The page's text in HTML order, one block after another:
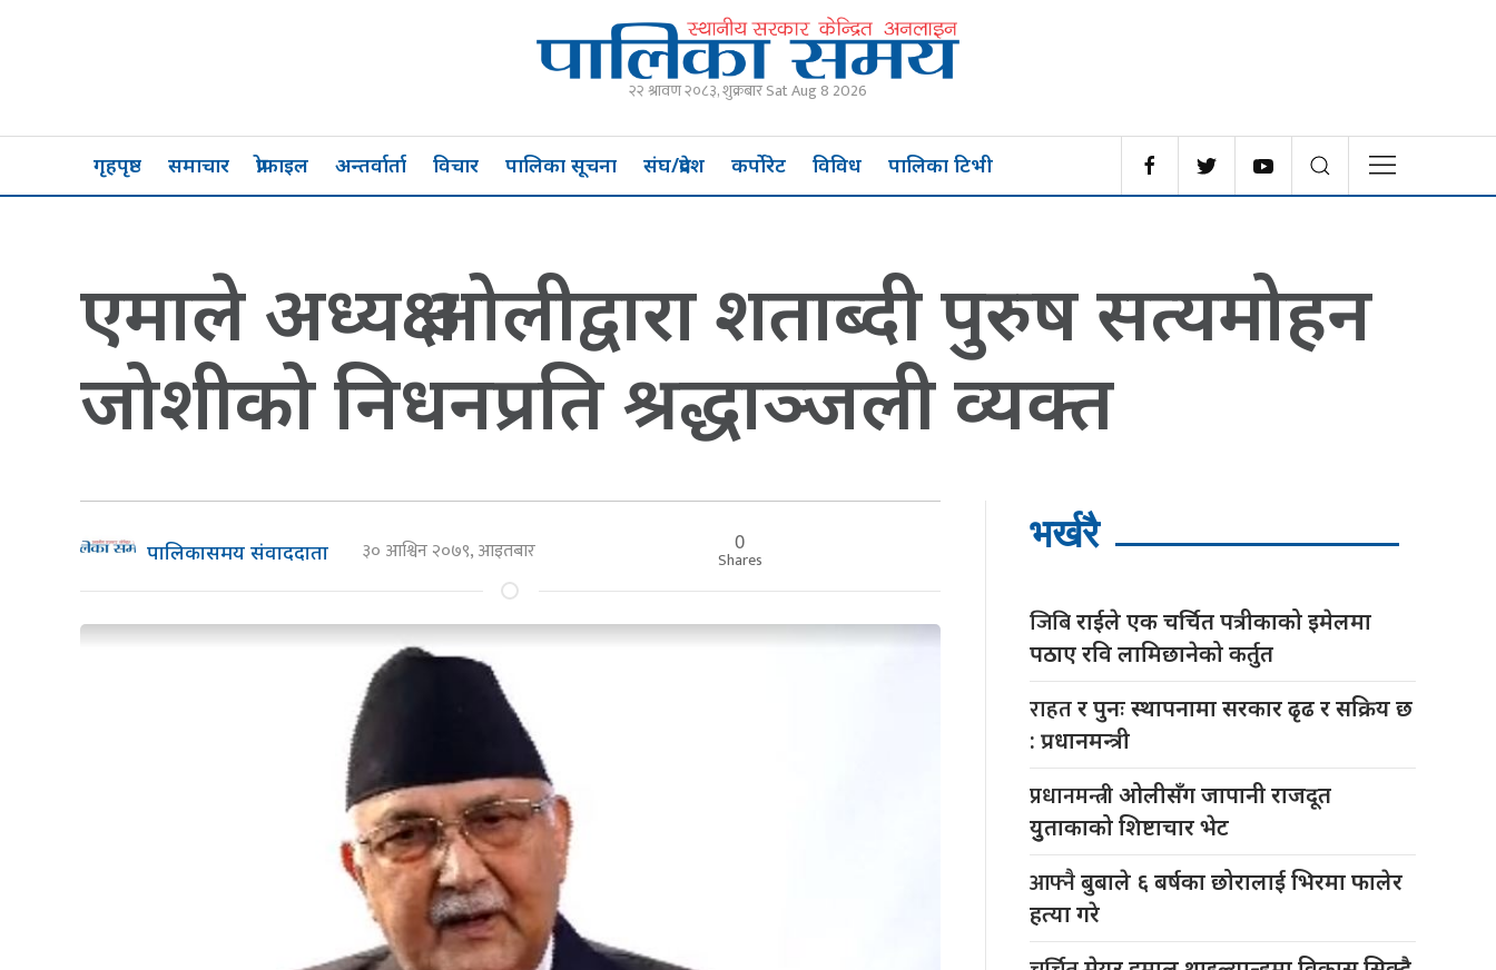
२२ श्रावण २०८३, शुक्रबार Sat Aug 8 2026
गृहपृष्ठ समाचार प्रोफाइल अन्तर्वार्ता विचार पालिका सूचना संघ/प्रदेश कर्पोरेट विविध पालिका टिभी
एमाले अध्यक्ष ओलीद्वारा शताब्दी पुरुष सत्यमोहन
जोशीको निधनप्रति श्रद्धाञ्जली व्यक्त
पालिकासमय संवाददाता ३० आश्विन २०७९, आइतबार 0
Shares
भर्खरै
जिबिराईले एक चर्चित पत्रीकाको इमेलमा
पठाए रवि लामिछानेको कर्तुत
राहतर पुनः स्थापनामा सरकार ढृढ र सक्रिय छ
: प्रधानमन्त्री
प्रधानमन्त्रीओलीसँग जापानी राजदूत
युुताकाको शिष्टाचार भेट
आफ्नैबुबाले ६ बर्षका छोरालाई भिरमा फालेर
हत्या गरे